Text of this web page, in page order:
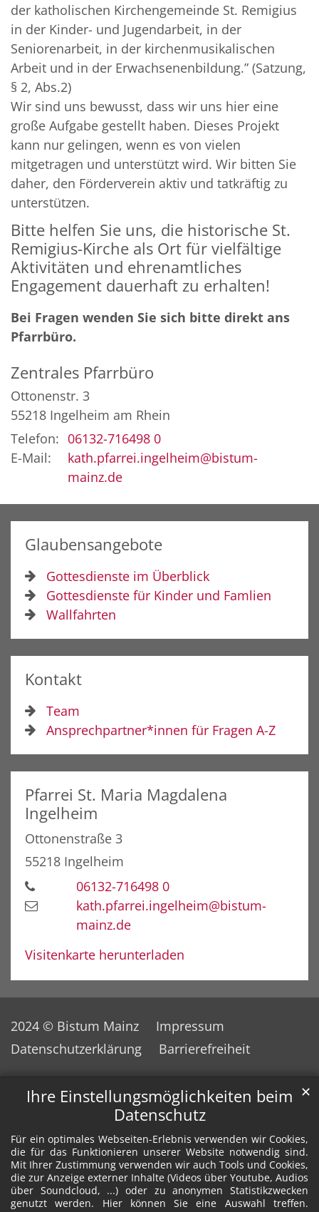
Ihre Einstellungsmöglichkeiten beim
Datenschutz
Für ein optimales Webseiten-Erlebnis verwenden wir Cookies,
die für das Funktionieren unserer Website notwendig sind.
Mit Ihrer Zustimmung verwenden wir auch Tools und Cookies,
die zur Anzeige externer Inhalte (Videos über Youtube, Audios
über Soundcloud, ...) oder zu anonymen Statistikzwecken
genutzt werden. Hier können Sie eine Auswahl treffen.
✕
der katholischen Kirchengemeinde St. Remigius
in der Kinder- und Jugendarbeit, in der
Seniorenarbeit, in der kirchenmusikalischen
Arbeit und in der Erwachsenenbildung.” (Satzung,
§ 2, Abs.2)
Wir sind uns bewusst, dass wir uns hier eine
große Aufgabe gestellt haben. Dieses Projekt
kann nur gelingen, wenn es von vielen
mitgetragen und unterstützt wird. Wir bitten Sie
daher, den Förderverein aktiv und tatkräftig zu
unterstützen.
Bitte helfen Sie uns, die historische St.
Remigius-Kirche als Ort für vielfältige
Aktivitäten und ehrenamtliches
Engagement dauerhaft zu erhalten!
Bei Fragen wenden Sie sich bitte direkt ans
Pfarrbüro.
Zentrales Pfarrbüro
Ottonenstr. 3
55218 Ingelheim am Rhein
Telefon: 06132-716498 0
E-Mail:
kath.pfarrei.ingelheim@bistum-
mainz.de
Glaubensangebote
Gottesdienste im Überblick
Gottesdienste für Kinder und Famlien
Wallfahrten
Kontakt
Team
Ansprechpartner*innen für Fragen A-Z
Pfarrei St. Maria Magdalena
Ingelheim
Ottonenstraße 3
55218 Ingelheim
06132-716498 0
kath.pfarrei.ingelheim@bistum-
mainz.de
Visitenkarte herunterladen
2024 © Bistum Mainz
Impressum
Datenschutzerklärung
Barrierefreiheit